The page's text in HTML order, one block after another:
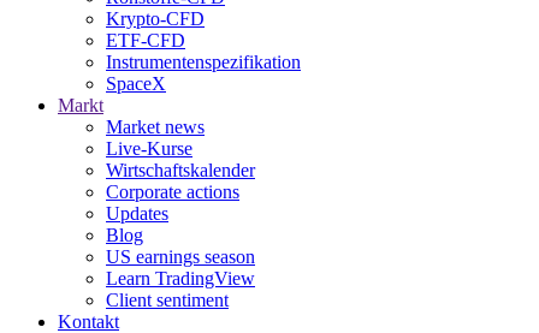
Krypto-CFD
ETF-CFD
Instrumentenspezifikation
SpaceX
Markt
Market news
Live-Kurse
Wirtschaftskalender
Corporate actions
Updates
Blog
US earnings season
Learn TradingView
Client sentiment
Kontakt